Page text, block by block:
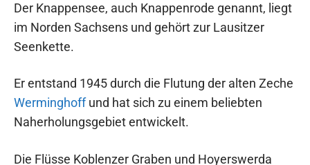
Der Knappensee, auch Knappenrode genannt, liegt
im Norden Sachsens und gehört zur Lausitzer
Seenkette.
Er entstand 1945 durch die Flutung der alten Zeche
Werminghoffund hat sich zu einem beliebten
Naherholungsgebiet entwickelt.
Die Flüsse Koblenzer Graben und Hoyerswerda